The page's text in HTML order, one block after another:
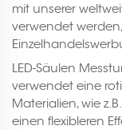
mit unserer
verwendet
LED-Säulen
verwendet eine
Materialien, wie
einen flexibleren